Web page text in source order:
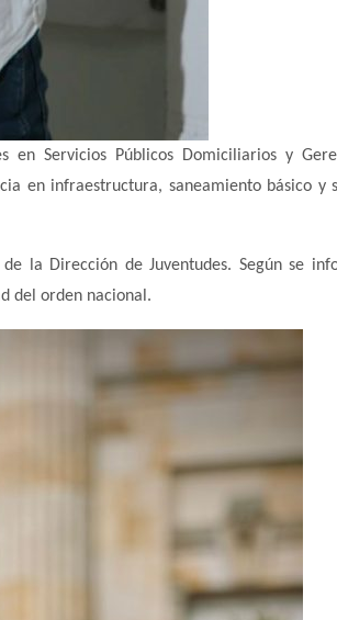
en Servicios Públicos Domiciliarios y
en infraestructura, saneamiento básico y
la Dirección de Juventudes. Según se
del orden nacional.